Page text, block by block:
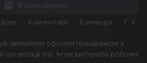
Коментарі Команда
звичайним офісним працівником у
організації зла. Їм не вистачало робочих